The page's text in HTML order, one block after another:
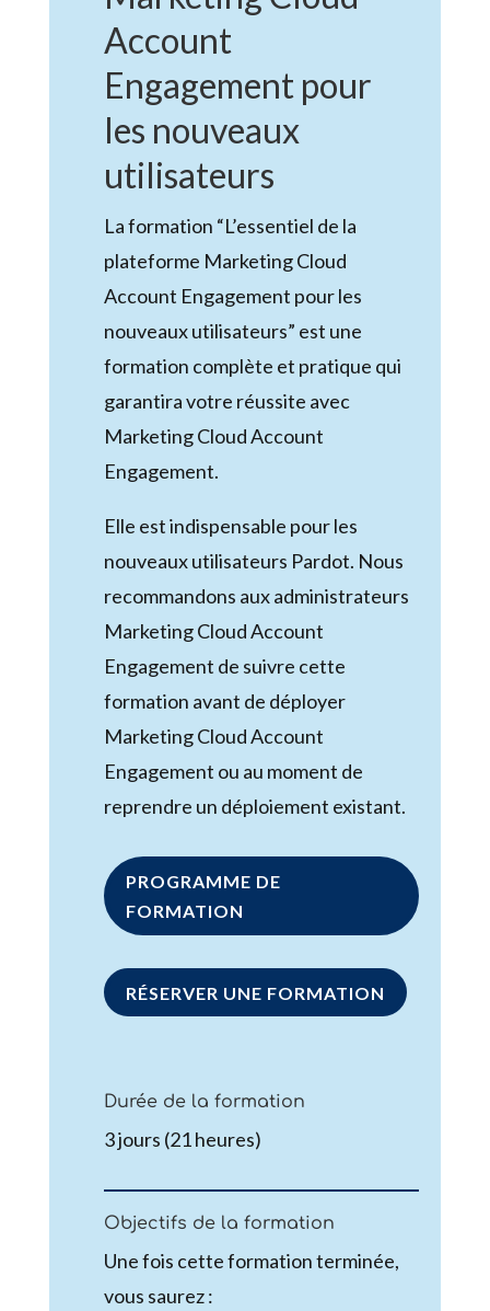
Account
Engagement pour
les nouveaux
utilisateurs
La formation “L’essentiel de la
plateforme Marketing Cloud
Account Engagement pour les
nouveaux utilisateurs” est une
formation complète et pratique qui
garantira votre réussite avec
Marketing Cloud Account
Engagement.
Elle est indispensable pour les
nouveaux utilisateurs Pardot. Nous
recommandons aux administrateurs
Marketing Cloud Account
Engagement de suivre cette
formation avant de déployer
Marketing Cloud Account
Engagement ou au moment de
reprendre un déploiement existant.
PROGRAMME DE
FORMATION
RÉSERVER UNE FORMATION
Durée de la formation
3 jours (21 heures)
Objectifs de la formation
Une fois cette formation terminée,
vous saurez :